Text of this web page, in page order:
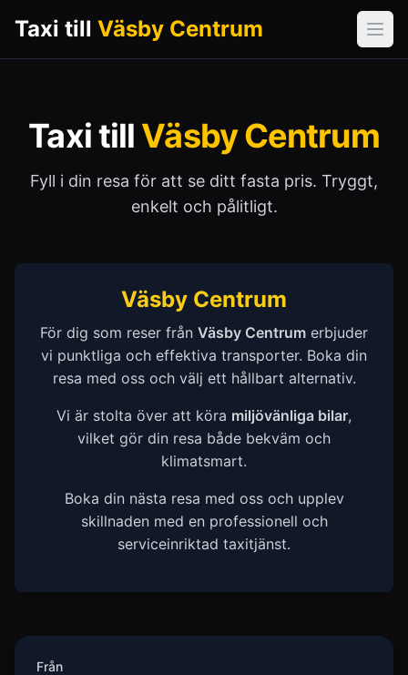
Taxi till Väsby Centrum
Taxi till Väsby Centrum
Fyll i din resa för att se ditt fasta pris. Tryggt,
enkelt och pålitligt.
Väsby Centrum
För dig som reser från Väsby Centrum erbjuder
vi punktliga och effektiva transporter. Boka din
resa med oss och välj ett hållbart alternativ.
Vi är stolta över att köra miljövänliga bilar,
vilket gör din resa både bekväm och
klimatsmart.
Boka din nästa resa med oss och upplev
skillnaden med en professionell och
serviceinriktad taxitjänst.
Från